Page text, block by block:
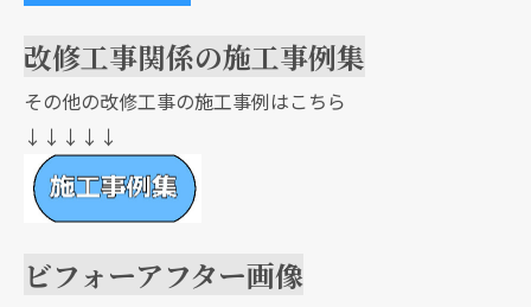
改修工事関係の施工事例集
その他の改修工事の施工事例はこちら
↓↓↓↓↓
ビフォーアフター画像